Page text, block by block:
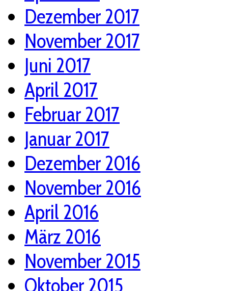
Dezember 2017
November 2017
Juni 2017
April 2017
Februar 2017
Januar 2017
Dezember 2016
November 2016
April 2016
März 2016
November 2015
Oktober 2015